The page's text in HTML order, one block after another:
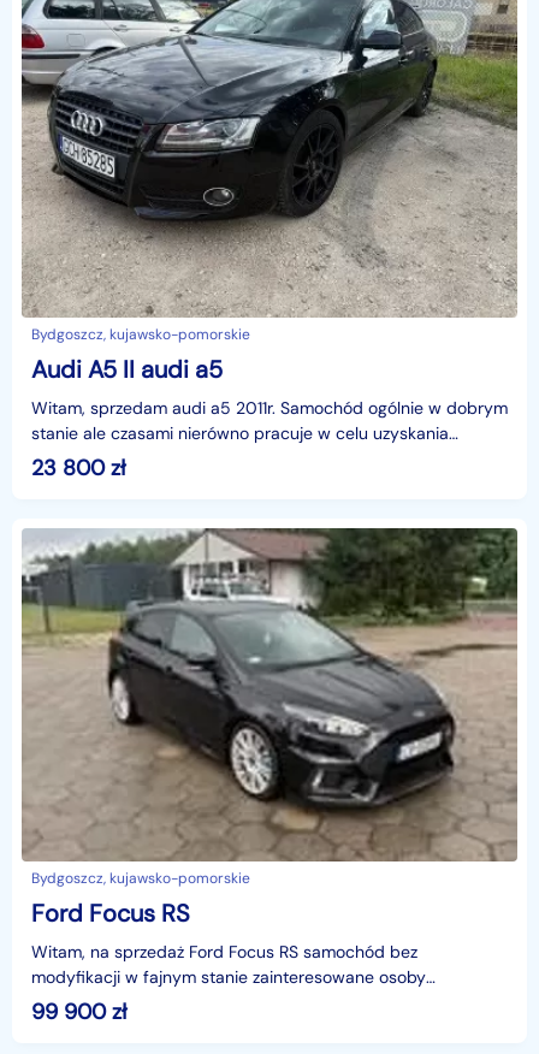
Bydgoszcz, kujawsko-pomorskie
Audi A5 II audi a5
Witam, sprzedam audi a5 2011r. Samochód ogólnie w dobrym
stanie ale czasami nierówno pracuje w celu uzyskania
informacji prosze o kontakt telefoniczny
23 800zł
Bydgoszcz, kujawsko-pomorskie
Ford Focus RS
Witam, na sprzedaż Ford Focus RS samochód bez
modyfikacji w fajnym stanie zainteresowane osoby
zapraszam do kontaktu w celu uzyskania wiecej informacji.
Możliwa
99 900zł